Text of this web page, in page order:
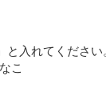
と入れてください
こ